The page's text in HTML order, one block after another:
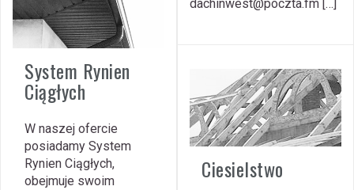
dachinwest@poczta.fm […]
System Rynien
Ciągłych
W naszej ofercie
posiadamy System
Rynien Ciągłych,
obejmuje swoim
Ciesielstwo